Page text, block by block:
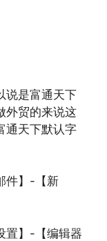
说是富通天下
外贸的来说这
通天下默认字
件】-【新
置】-【编辑器